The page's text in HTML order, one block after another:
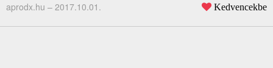
aprodx.hu – 2017.10.01. Kedvencekbe